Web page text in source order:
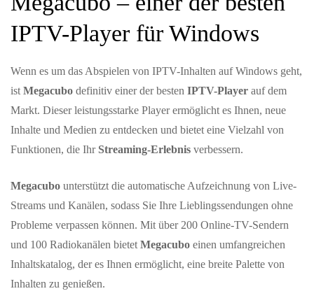
IPTV-Player für Windows
Wenn es um das Abspielen von IPTV-Inhalten auf Windows geht,
ist Megacubo definitiv einer der besten IPTV-Player auf dem
Markt. Dieser leistungsstarke Player ermöglicht es Ihnen, neue
Inhalte und Medien zu entdecken und bietet eine Vielzahl von
Funktionen, die Ihr Streaming-Erlebnis verbessern.
Megacubo unterstützt die automatische Aufzeichnung von Live-
Streams und Kanälen, sodass Sie Ihre Lieblingssendungen ohne
Probleme verpassen können. Mit über 200 Online-TV-Sendern
und 100 Radiokanälen bietet Megacubo einen umfangreichen
Inhaltskatalog, der es Ihnen ermöglicht, eine breite Palette von
Inhalten zu genießen.